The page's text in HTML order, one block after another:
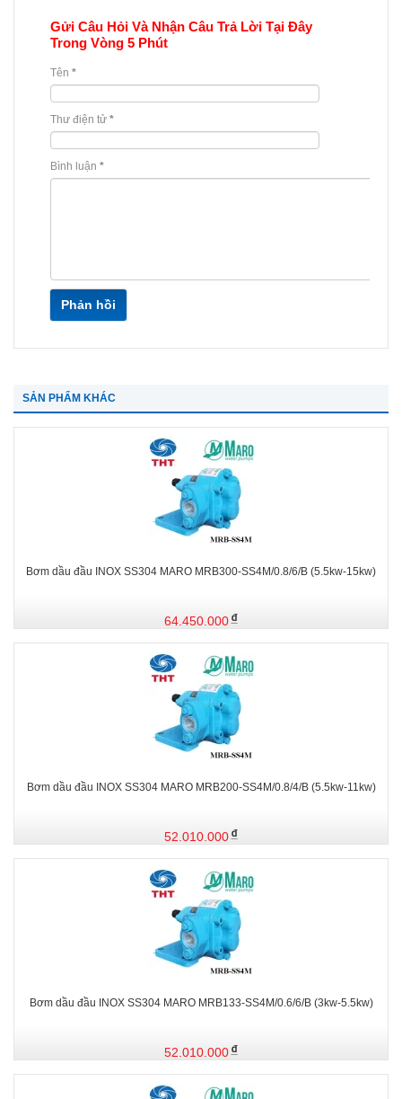
Gửi Câu Hỏi Và Nhận Câu Trả Lời Tại Đây
Trong Vòng 5 Phút
Tên *
Thư điện tử *
Bình luận *
Phản hồi
SẢN PHẨM KHÁC
Bơm dầu đầu INOX SS304 MARO MRB300-SS4M/0.8/6/B (5.5kw-15kw)
64.450.000
Bơm dầu đầu INOX SS304 MARO MRB200-SS4M/0.8/4/B (5.5kw-11kw)
52.010.000
Bơm dầu đầu INOX SS304 MARO MRB133-SS4M/0.6/6/B (3kw-5.5kw)
52.010.000